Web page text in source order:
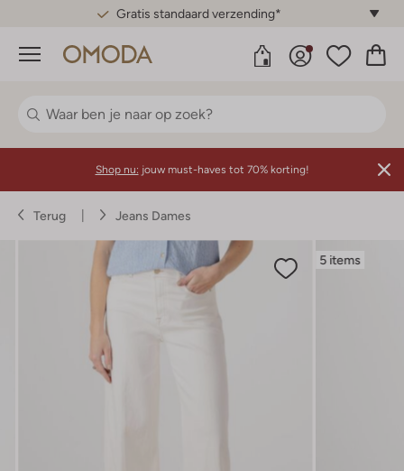
Gratis standaard verzending*
Menu
Shop nu: jouw must-haves tot 70% korting!
Terug Jeans Dames
5 items